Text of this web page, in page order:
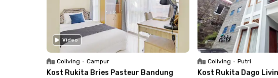
Video
Coliving • Campur
Kost Rukita Bries Pasteur Bandung
Coliving • Putri
Kost Rukita Dago